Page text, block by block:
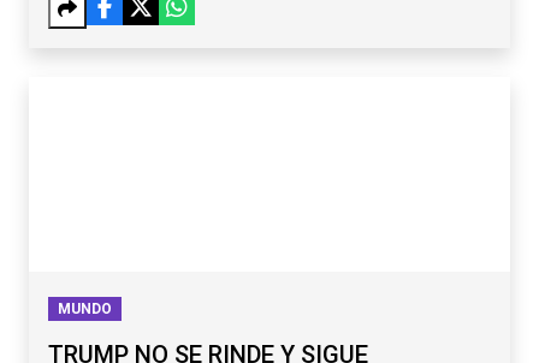
MUNDO
TRUMP NO SE RINDE Y SIGUE